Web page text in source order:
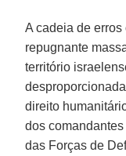
A cadeia de
repugnante
território
direito
dos
das Forças de